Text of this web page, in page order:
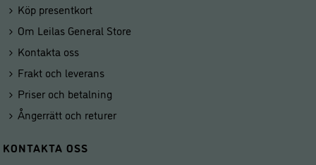
Köp presentkort
Om Leilas General Store
Kontakta oss
Frakt och leverans
Priser och betalning
Ångerrätt och returer
KONTAKTA OSS